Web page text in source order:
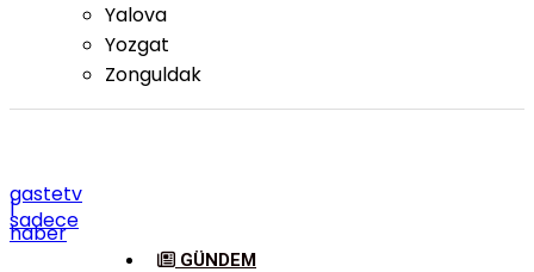
Yalova
Yozgat
Zonguldak
gastetv
|
sadece
haber
GÜNDEM